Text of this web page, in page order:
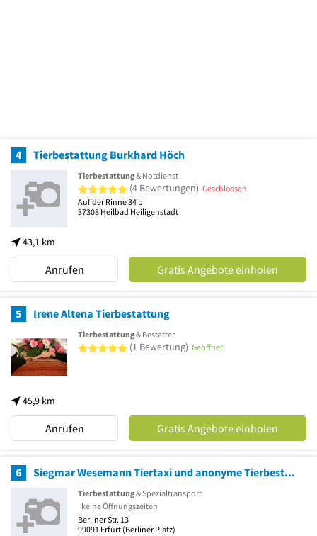
4 Tierbestattung Burkhard Höch
43,1 km
Tierbestattung& Notdienst
5 von 5 Sternen
(4 Bewertungen) Geschlossen
Auf der Rinne 34 b
37308 Heilbad Heiligenstadt
Anrufen Gratis Angebote einholen
5 Irene Altena Tierbestattung
45,9 km
Tierbestattung& Bestatter
5 von 5 Sternen
(1 Bewertung) Geöffnet
Anrufen Gratis Angebote einholen
6 Siegmar Wesemann Tiertaxi und anonyme Tierbestattung
Tierbestattung& Spezialtransport
keine Öffnungszeiten
Berliner Str. 13
99091 Erfurt (Berliner Platz)